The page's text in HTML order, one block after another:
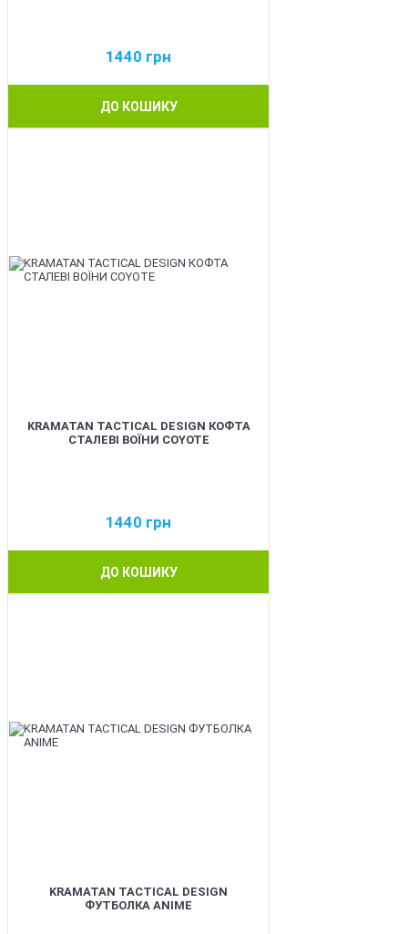
1440 грн
ДО КОШИКУ
KRAMATAN TACTICAL DESIGN КОФТА
СТАЛЕВІ ВОЇНИ COYOTE
1440 грн
ДО КОШИКУ
KRAMATAN TACTICAL DESIGN
ФУТБОЛКА ANIME